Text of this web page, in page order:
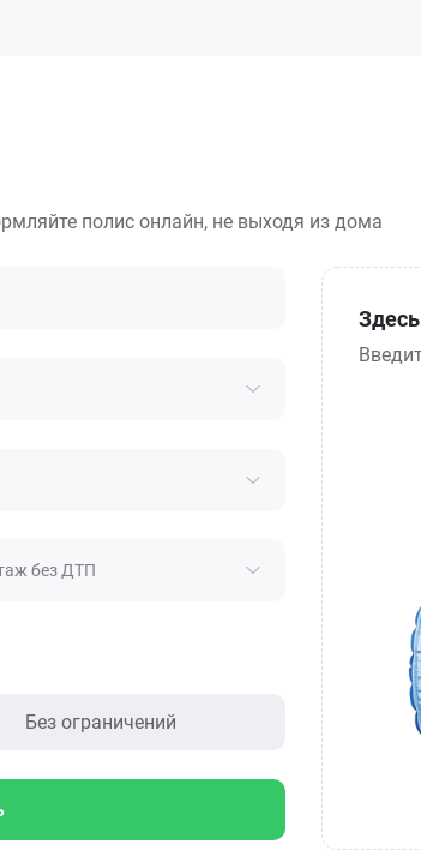
полис онлайн, не выходя из дома
без ДТП
Без ограничений